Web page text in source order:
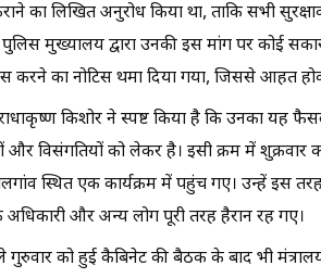
का लिखित अनुरोध किया था, ताकि सभी
पुलिस मुख्यालय द्वारा उनकी इस मांग पर कोई
करने का नोटिस थमा दिया गया, जिससे आहत
राधाकृष्ण किशोर ने स्पष्ट किया है कि उनका यह
और विसंगतियों को लेकर है। इसी क्रम में शुक्रवार
स्थित एक कार्यक्रम में पहुंच गए। उन्हें इस
अधिकारी और अन्य लोग पूरी तरह हैरान रह गए।
को हुई कैबिनेट की बैठक के बाद भी